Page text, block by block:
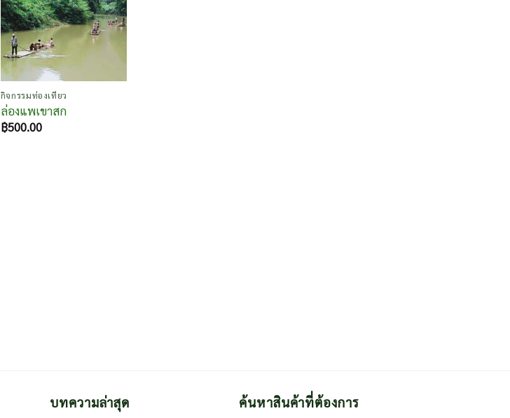
กิจกรรมท่องเที่ยว
ล่องแพเขาสก
฿500.00
บทความล่าสุด ค้นหาสินค้าที่ต้องการ